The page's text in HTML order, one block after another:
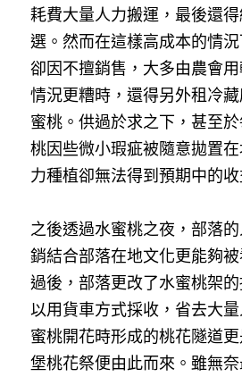
耗費大量人力搬運，最後還
選。然而在這樣高成本的情況
卻因不擅銷售，大多由農會用
情況更糟時，還得另外租冷
蜜桃。供過於求之下，甚至
桃因些微小瑕疵被隨意拋置
力種植卻無法得到預期中的收
之後透過水蜜桃之夜，部落
銷結合部落在地文化更能夠
過後，部落更改了水蜜桃架
以用貨車方式採收，省去大
蜜桃開花時形成的桃花隧道
堡桃花祭便由此而來。雖無